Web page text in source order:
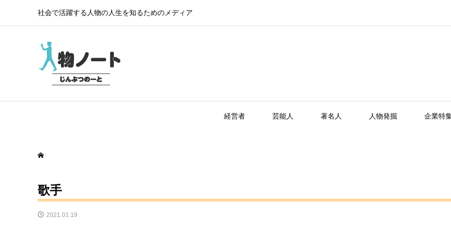
社会で活躍する人物の人生を知るためのメディア
経営者 芸能人 著名人 人物発掘 企業特
歌手
2021.01.19